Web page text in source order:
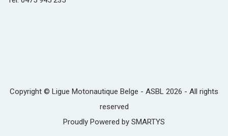
Copyright © Ligue Motonautique Belge - ASBL 2026 - All rights
reserved
Proudly Powered by SMARTYS